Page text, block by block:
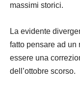
massimi storici.
La evidente
fatto pensare ad un
essere una
dell’ottobre scorso.